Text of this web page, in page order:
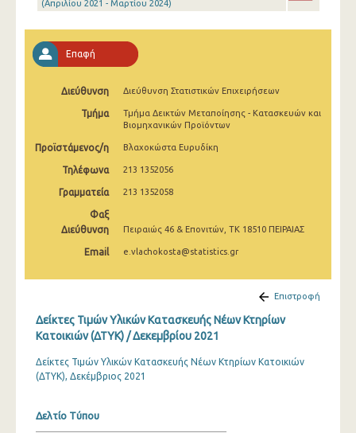
Μαΐου 2025
Απριλίου 2025
Μαρτίου 2025
Φεβρουαρίου 2025
Ιανουαρίου 2025
Δεκεμβρίου 2024
Οκτωβρίου 2024
Ιουλίου 2024
Ιουνίου 2024
Μαΐου 2024
(Απριλίου 2021 - Μαρτίου 2024)
Επαφή
Διεύθυνση Διεύθυνση Στατιστικών Επιχειρήσεων
Τμήμα
Τμήμα Δεικτών Μεταποίησης - Κατασκευών και
Βιομηχανικών Προϊόντων
Προϊστάμενος/η Βλαχοκώστα Ευρυδίκη
Τηλέφωνα 213 1352056
Γραμματεία 213 1352058
Φαξ
Διεύθυνση
Πειραιώς 46 & Επονιτών, ΤΚ 18510 ΠΕΙΡΑΙΑΣ
Email e.vlachokosta@statistics.gr
Επιστροφή
Δείκτες Τιμών Υλικών Κατασκευής Νέων Κτηρίων
Κατοικιών (ΔΤΥΚ) / Δεκεμβρίου 2021
Δείκτες Τιμών Υλικών Κατασκευής Νέων Κτηρίων Κατοικιών
(ΔΤΥΚ), Δεκέμβριος 2021
Δελτίο Τύπου